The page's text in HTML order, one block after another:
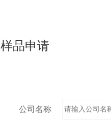
样品申请
公司名称